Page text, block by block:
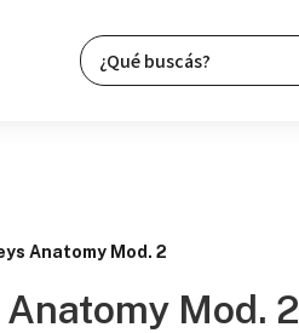
Anatomy Mod. 2
Mod. 2